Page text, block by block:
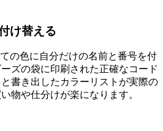
け替える
の色に自分だけの名前と番号を付
ズの袋に印刷された正確なコード
書き出したカラーリストが実際の
物や仕分けが楽になります。